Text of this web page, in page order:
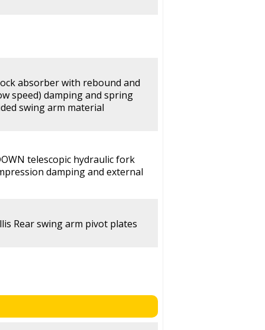
absorber with rebound and
speed) damping and spring
swing arm material
telescopic hydraulic fork
damping and external
Rear swing arm pivot plates